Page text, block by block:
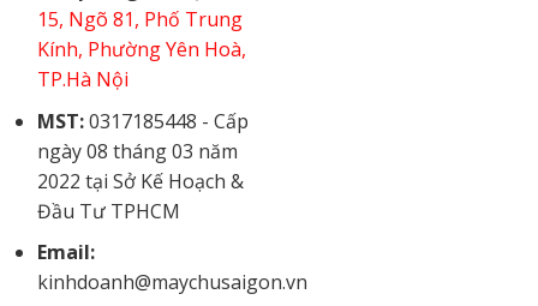
15, Ngõ 81, Phố Trung
Kính, Phường Yên Hoà,
TP.Hà Nội
MST:0317185448 - Cấp
ngày 08 tháng 03 năm
2022 tại Sở Kế Hoạch &
Đầu Tư TPHCM
Email:
kinhdoanh@maychusaigon.vn